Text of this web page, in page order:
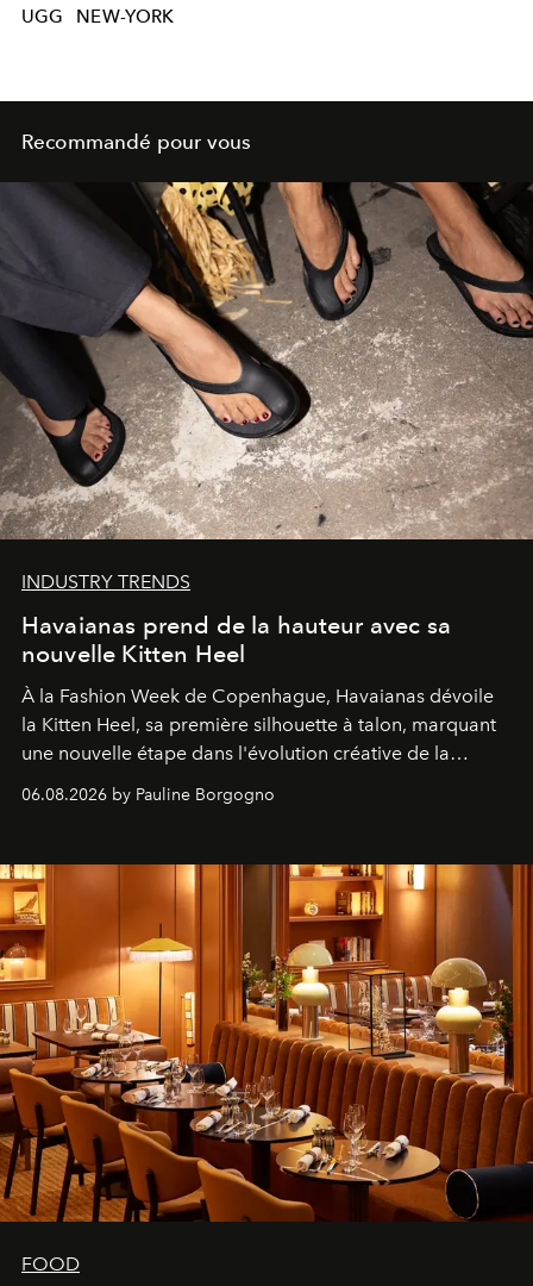
UGG NEW-YORK
Recommandé pour vous
INDUSTRY TRENDS
Havaianas prend de la hauteur avec sa
nouvelle Kitten Heel
À la Fashion Week de Copenhague, Havaianas dévoile
la Kitten Heel, sa première silhouette à talon, marquant
une nouvelle étape dans l'évolution créative de la
06.08.2026 by Pauline Borgogno
FOOD